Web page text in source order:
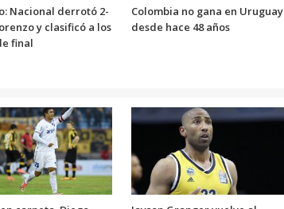
Nacional derrotó 2-
y clasificó a los
final
Colombia no gana en Uruguay
desde hace 48 años